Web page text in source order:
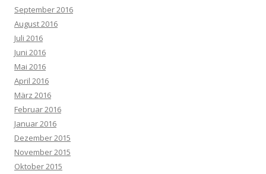
September 2016
August 2016
Juli 2016
Juni 2016
Mai 2016
April 2016
März 2016
Februar 2016
Januar 2016
Dezember 2015
November 2015
Oktober 2015